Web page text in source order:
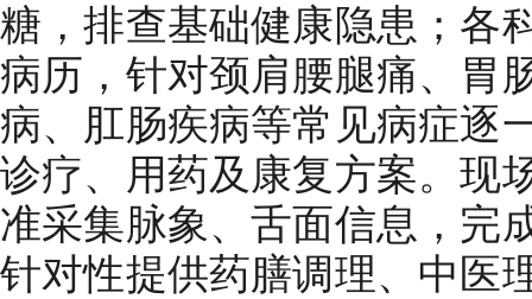
糖，排查基础健康隐患；各
病历，针对颈肩腰腿痛、胃
病、肛肠疾病等常见病症逐
诊疗、用药及康复方案。现
准采集脉象、舌面信息，完
针对性提供药膳调理、中医